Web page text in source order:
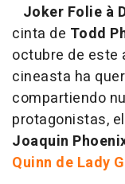
Joker Folie à
cinta de Todd
octubre de este
cineasta ha
compartiendo
protagonistas,
Joaquin
Quinn de Lady